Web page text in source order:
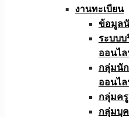
งานทะเบียน
ข้อมูลนั
ระบบบ
ออนไ
กลุ่มนั
ออนไ
กลุ่มค
กลุ่มบุ